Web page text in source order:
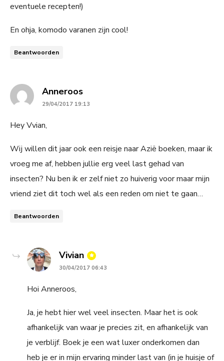
eventuele recepten!)
En ohja, komodo varanen zijn cool!
Beantwoorden
Anneroossays:
29/04/2017 19:13
Hey Vvian,
Wij willen dit jaar ook een reisje naar Azië boeken, maar ik
vroeg me af, hebben jullie erg veel last gehad van
insecten? Nu ben ik er zelf niet zo huiverig voor maar mijn
vriend ziet dit toch wel als een reden om niet te gaan…
Beantwoorden
Vivian says:
30/04/2017 06:43
Hoi Anneroos,
Ja, je hebt hier wel veel insecten. Maar het is ook
afhankelijk van waar je precies zit, en afhankelijk van
je verblijf. Boek je een wat luxer onderkomen dan
heb je er in mijn ervaring minder last van (in je huisje of